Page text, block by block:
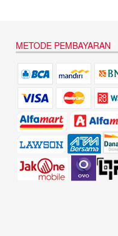
METODE PEMBAYARAN